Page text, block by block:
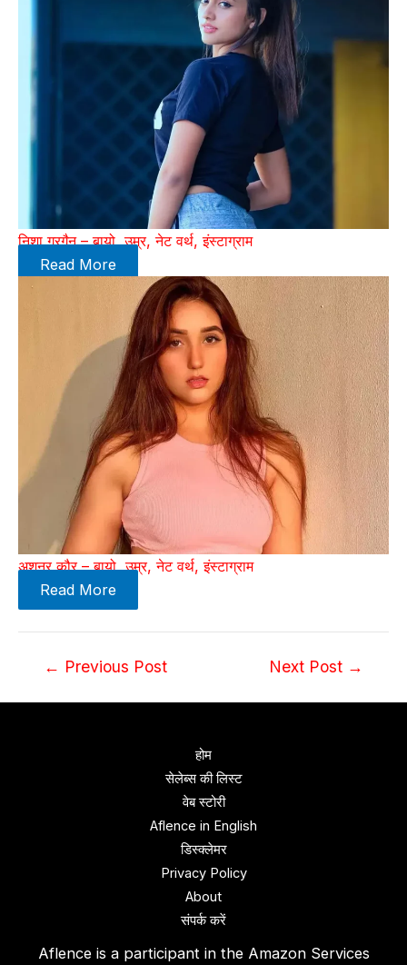
निशा गुरगैन – बायो, उम्र, नेट वर्थ, इंस्टाग्राम
Read More
अशनूर कौर – बायो, उम्र, नेट वर्थ, इंस्टाग्राम
Read More
Post← Previous Post Next Post →
होम
सेलेब्स की लिस्ट
वेब स्‍टोरी
Aflence in English
डिस्‍क्‍लेमर
Privacy Policy
About
संपर्क करें
Aflence is a participant in the Amazon Services